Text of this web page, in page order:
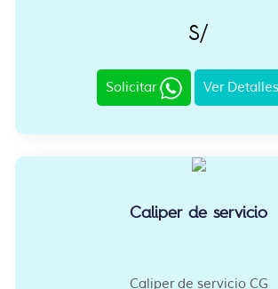
S/
Solicitar Ver
Caliper de servicio
Caliper de servicio CG